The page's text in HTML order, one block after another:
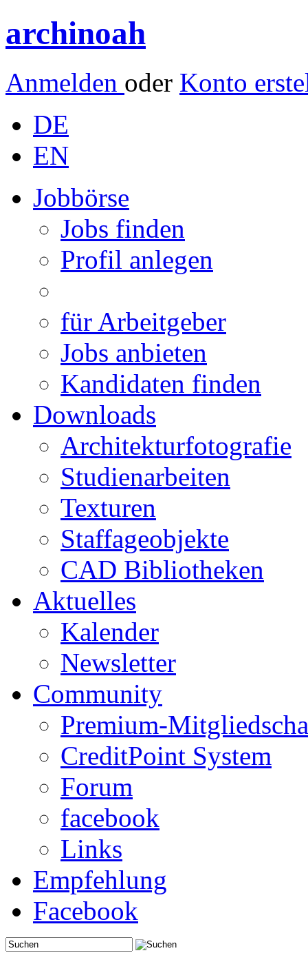
archinoah
Anmelden oder Konto
DE
EN
Jobbörse
Jobs finden
Profil anlegen
für Arbeitgeber
Jobs anbieten
Kandidaten finden
Downloads
Architekturfotografie
Studienarbeiten
Texturen
Staffageobjekte
CAD Bibliotheken
Aktuelles
Kalender
Newsletter
Community
Premium-
CreditPoint System
Forum
facebook
Links
Empfehlung
Facebook